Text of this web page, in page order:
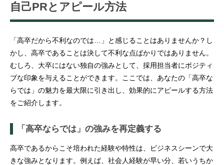
自己PRとアピール方法
「高卒だから不利なのでは…」と感じることはありませんか？し
かし、高卒であることは決して不利な点ばかりではありません。
むしろ、大卒にはない独自の強みとして、採用担当者にポジティ
ブな印象を与えることができます。ここでは、あなたの「高卒な
らでは」の魅力を最大限に引き出し、効果的にアピールする方法
をご紹介します。
「高卒ならでは」の強みを再定義する
高卒であるからこそ培われた経験や特性は、ビジネスシーンで大
きな強みとなります。例えば、社会人経験が早い分、若いうちか